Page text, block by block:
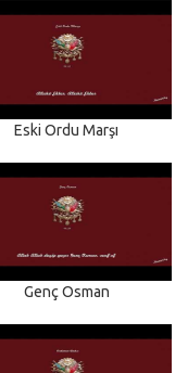
Eski Ordu Marşı
Genç Osman